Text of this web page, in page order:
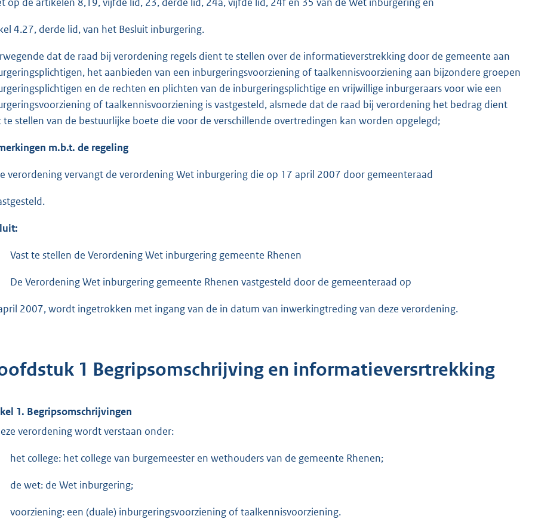
4.27, derde lid, van het Besluit inburgering.
dat de raad bij verordening regels dient te stellen over de informatieverstrekking door de gemeente aan
het aanbieden van een inburgeringsvoorziening of taalkennisvoorziening aan bijzondere groepen
en de rechten en plichten van de inburgeringsplichtige en vrijwillige inburgeraars voor wie een
of taalkennisvoorziening is vastgesteld, alsmede dat de raad bij verordening het bedrag dient
te stellen van de bestuurlijke boete die voor de verschillende overtredingen kan worden opgelegd;
m.b.t. de regeling
verordening vervangt de verordening Wet inburgering die op 17 april 2007 door gemeenteraad
Vast te stellen de Verordening Wet inburgering gemeente Rhenen
De Verordening Wet inburgering gemeente Rhenen vastgesteld door de gemeenteraad op
2007, wordt ingetrokken met ingang van de in datum van inwerkingtreding van deze verordening.
1 Begripsomschrijving en informatieversrtrekking
1. Begripsomschrijvingen
verordening wordt verstaan onder:
het college: het college van burgemeester en wethouders van de gemeente Rhenen;
de wet: de Wet inburgering;
voorziening: een (duale) inburgeringsvoorziening of taalkennisvoorziening.